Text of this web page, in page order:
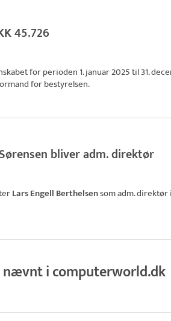
45.726
for perioden 1. januar 2025 til 31.
for bestyrelsen.
bliver adm. direktør
Lars Engell Berthelsensom adm. direktør i
nævnt i computerworld.dk